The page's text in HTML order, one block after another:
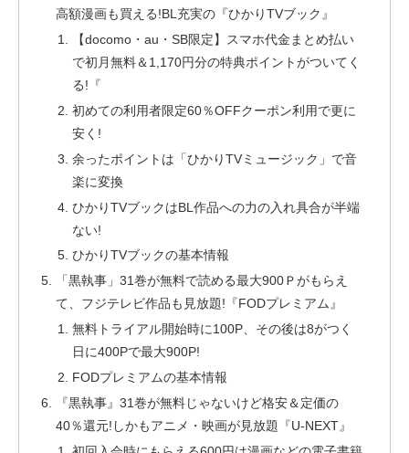
高額漫画も買える!BL充実の『ひかりTVブック』
【docomo・au・SB限定】スマホ代金まとめ払い
で初月無料＆1,170円分の特典ポイントがついてく
る!『
初めての利用者限定60％OFFクーポン利用で更に
安く!
余ったポイントは「ひかりTVミュージック」で音
楽に変換
ひかりTVブックはBL作品への力の入れ具合が半端
ない!
ひかりTVブックの基本情報
「黒執事」31巻が無料で読める最大900Ｐがもらえ
て、フジテレビ作品も見放題!『FODプレミアム』
無料トライアル開始時に100P、その後は8がつく
日に400Pで最大900P!
FODプレミアムの基本情報
『黒執事』31巻が無料じゃないけど格安＆定価の
40％還元!しかもアニメ・映画が見放題『U-NEXT』